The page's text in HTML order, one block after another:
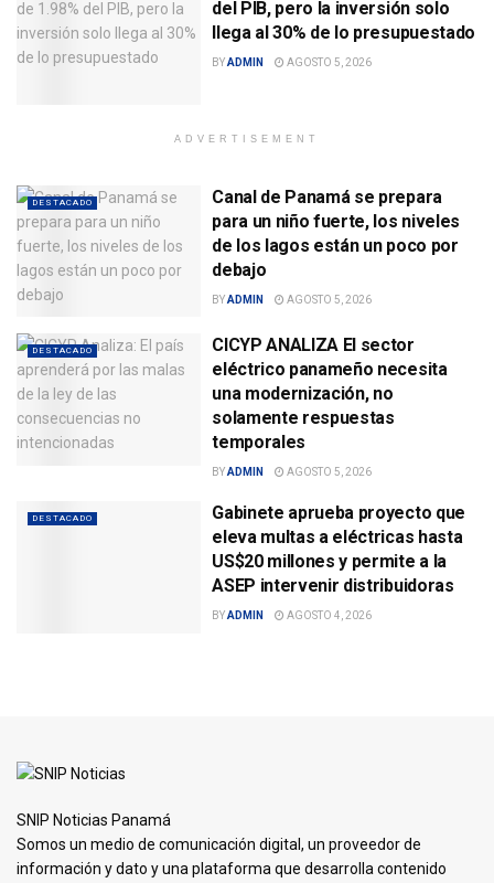
del PIB, pero la inversión solo
llega al 30% de lo presupuestado
BYADMIN AGOSTO 5, 2026
ADVERTISEMENT
DESTACADO
Canal de Panamá se prepara
para un niño fuerte, los niveles
de los lagos están un poco por
debajo
BYADMIN AGOSTO 5, 2026
DESTACADO
CICYP ANALIZA El sector
eléctrico panameño necesita
una modernización, no
solamente respuestas
temporales
BYADMIN AGOSTO 5, 2026
DESTACADO
Gabinete aprueba proyecto que
eleva multas a eléctricas hasta
US$20 millones y permite a la
ASEP intervenir distribuidoras
BYADMIN AGOSTO 4, 2026
SNIP Noticias Panamá
Somos un medio de comunicación digital, un proveedor de
información y dato y una plataforma que desarrolla contenido